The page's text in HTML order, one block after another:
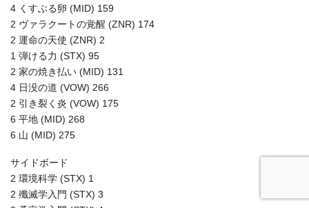
4 くすぶる卵 (MID) 159
2 ヴァラクートの覚醒 (ZNR) 174
2 運命の天使 (ZNR) 2
1 弾ける力 (STX) 95
2 家の焼き払い (MID) 131
4 日没の道 (VOW) 266
2 引き裂く炎 (VOW) 175
6 平地 (MID) 268
6 山 (MID) 275
サイドボード
2 環境科学 (STX) 1
2 殲滅学入門 (STX) 3